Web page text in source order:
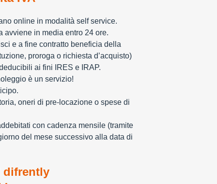
online in modalità self service.
avviene in media entro 24 ore.
e a fine contratto beneficia della
proroga o richiesta d’acquisto)
ai fini IRES e IRAP.
è un servizio!
oneri di pre-locazione o spese di
con cadenza mensile (tramite
del mese successivo alla data di
difrently